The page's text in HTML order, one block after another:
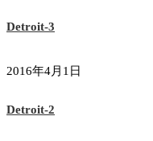
Detroit-3
2016年4月1日
Detroit-2